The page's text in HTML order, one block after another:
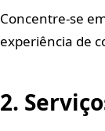
Concentre-se
experiência de
2.